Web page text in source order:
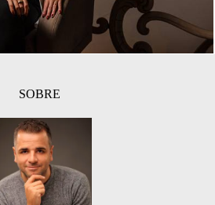
SOBRE